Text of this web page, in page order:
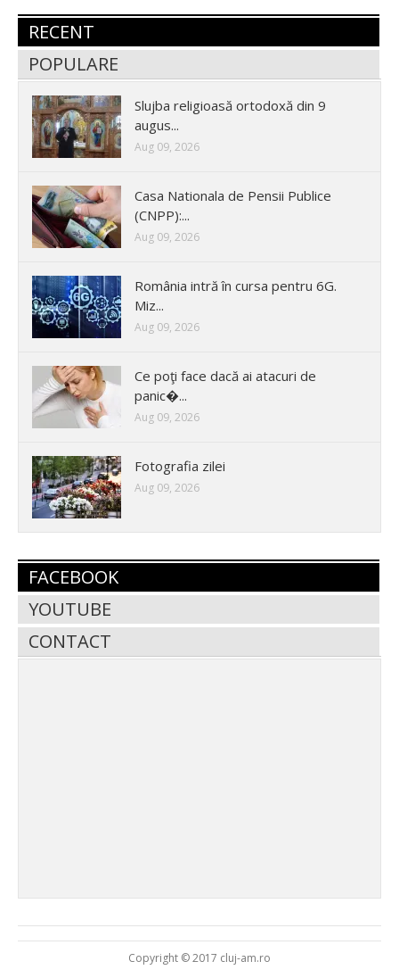
RECENT
POPULARE
Slujba religioasă ortodoxă din 9
augus...
Aug 09, 2026
Casa Nationala de Pensii Publice
(CNPP):...
Aug 09, 2026
România intră în cursa pentru 6G.
Miz...
Aug 09, 2026
Ce poţi face dacă ai atacuri de
panic�...
Aug 09, 2026
Fotografia zilei
Aug 09, 2026
FACEBOOK
YOUTUBE
CONTACT
Copyright © 2017 cluj-am.ro